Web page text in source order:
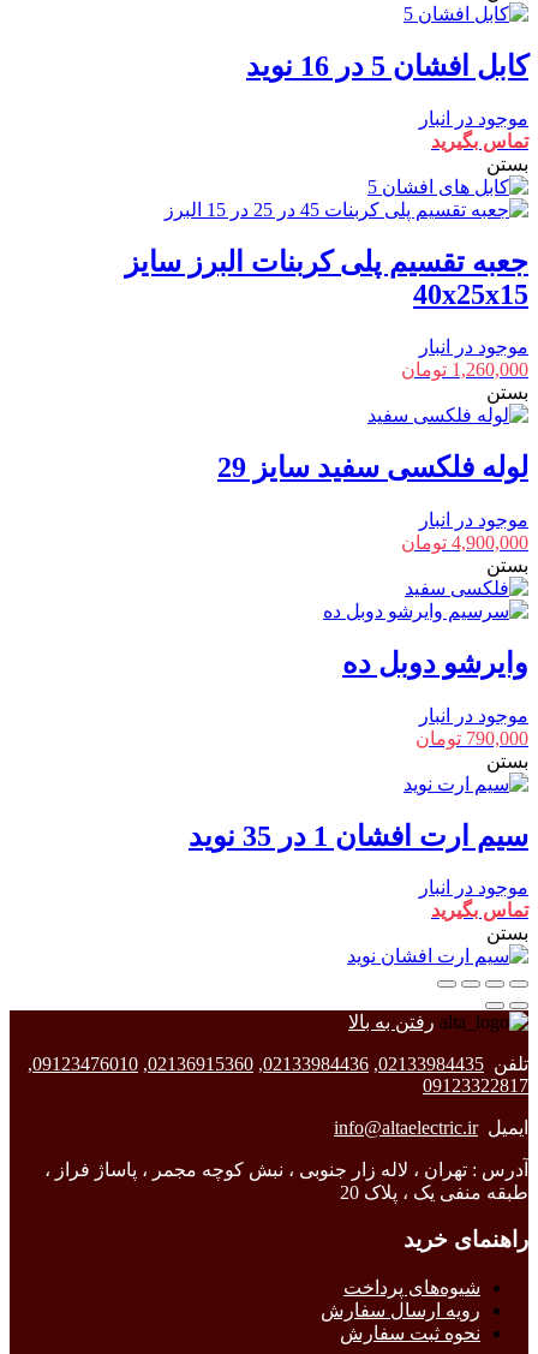
کابل افشان 5 در 16 نوید
موجود در انبار
تماس بگیرید
بستن
جعبه تقسیم پلی کربنات البرز سایز
40x25x15
موجود در انبار
1,260,000 تومان
بستن
لوله فلکسی سفید سایز 29
موجود در انبار
4,900,000 تومان
بستن
وایرشو دوبل ده
موجود در انبار
790,000 تومان
بستن
سیم ارت افشان 1 در 35 نوید
موجود در انبار
تماس بگیرید
بستن
رفتن به بالا
تلفن 02133984435
,
02133984436
,
02136915360
,
09123476010
,
09123322817
ایمیلinfo@altaelectric.ir
آدرس : تهران ، لاله زار جنوبی ، نبش کوچه مجمر ، پاساژ فراز ،
طبقه منفی یک ، پلاک 20
راهنمای خرید
شیوه‌های پرداخت
رویه ارسال سفارش
نحوه ثبت سفارش